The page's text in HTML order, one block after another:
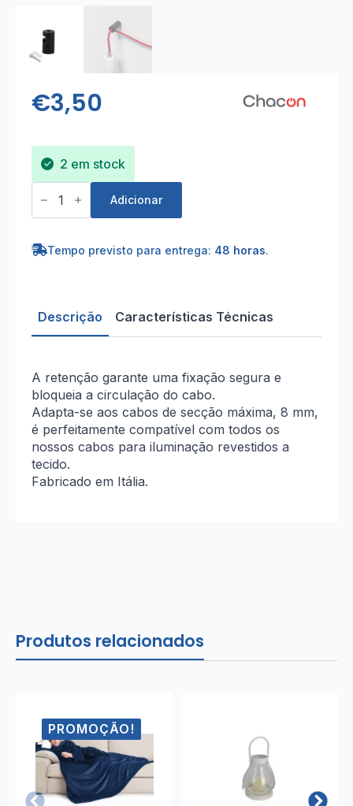
€3,50
2 em stock
Quantidade
de
Kit
Teto
Adicionar
Tempo previsto para entrega: 48 horas.
Descrição Características Técnicas
A retenção garante uma fixação segura e
bloqueia a circulação do cabo.
Adapta-se aos cabos de secção máxima, 8 mm,
é perfeitamente compatível com todos os
nossos cabos para iluminação revestidos a
tecido.
Fabricado em Itália.
Produtos relacionados
PROMOÇÃO!